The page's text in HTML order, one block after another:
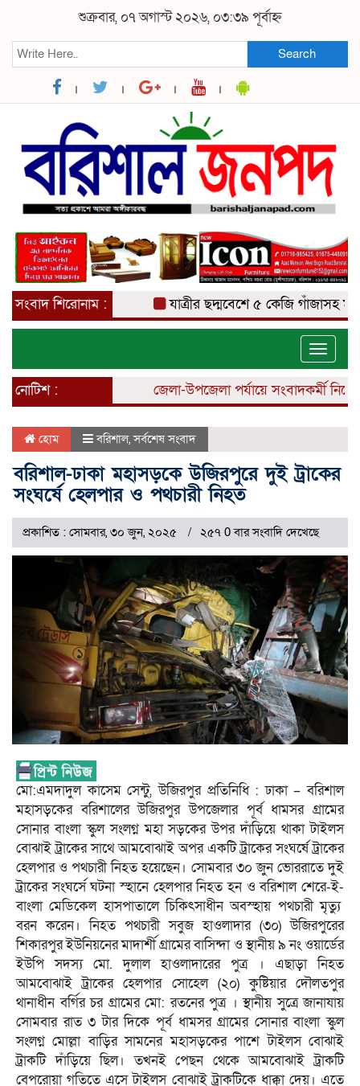
শুক্রবার, ০৭ অগাস্ট ২০২৬, ০৩:৩৯ পূর্বাহ্ন
Search
সংবাদ শিরোনাম : যাত্রীর ছদ্মবেশে ৫ কেজি গাঁজাসহ মাদক
Toggle
নোটিশ :
জেলা-উপজেলা পর্যায়ে সংবাদকর্মী নিয়োগ
হোম বরিশাল,সর্বশেষ সংবাদ
বরিশাল-ঢাকা মহাসড়কে উজিরপুরে দুই ট্রাকের
সংঘর্ষে হেলপার ও পথচারী নিহত
প্রকাশিত : সোমবার, ৩০ জুন, ২০২৫ ২৫৭ 0 বার সংবাদি দেখেছে
মো:এমদাদুল কাসেম সেন্টু, উজিরপুর প্রতিনিধি : ঢাকা – বরিশাল
মহাসড়কের বরিশালের উজিরপুর উপজেলার পূর্ব ধামসর গ্রামের
সোনার বাংলা স্কুল সংলগ্ন মহা সড়কের উপর দাঁড়িয়ে থাকা টাইলস
বোঝাই ট্রাকের সাথে আমবোঝাই অপর একটি ট্রাকের সংঘর্ষে ট্রাকের
হেলপার ও পথচারী নিহত হয়েছেন। সোমবার ৩০ জুন ভোররাতে দুই
ট্রাকের সংঘর্সে ঘটনা স্হানে হেলপার নিহত হন ও বরিশাল শেরে-ই-
বাংলা মেডিকেল হাসপাতালে চিকিৎসাধীন অবস্হায় পথচারী মৃত্যু
বরন করেন। নিহত পথচারী সবুজ হাওলাদার (৩০) উজিরপুরের
শিকারপুর ইউনিয়নের মাদার্শী গ্রামের বাসিন্দা ও স্থানীয় ৯ নং ওয়ার্ডের
ইউপি সদস্য মো. দুলাল হাওলাদারের পুত্র । এছাড়া নিহত
আমবোঝাই ট্রাকের হেলপার সোহেল (২০) কুষ্টিয়ার দৌলতপুর
থানাধীন বর্গির চর গ্রামের মো: রতনের পুত্র । স্থানীয় সুত্রে জানাযায়
সোমবার রাত ৩ টার দিকে পূর্ব ধামসর গ্রামের সোনার বাংলা স্কুল
সংলগ্ন মোল্লা বাড়ির সামনের মহাসড়কের পাশে টাইলস বোঝাই
ট্রাকটি দাঁড়িয়ে ছিল। তখনই পেছন থেকে আমবোঝাই ট্রাকটি
বেপরোয়া গতিতে এসে টাইলস বোঝাই ট্রাকটিকে ধাক্কা দেয়। এতে